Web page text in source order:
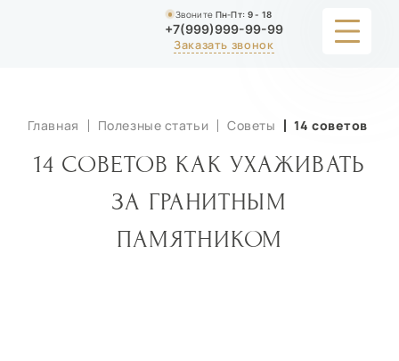
Звоните Пн-Пт: 9 - 18
+7(999)999-99-99
Заказать звонок
КАТАЛОГ
ПОРТФОЛИО
Главная Полезные статьи Советы 14 советов
14 СОВЕТОВ КАК УХАЖИВАТЬ
ЗА ГРАНИТНЫМ
ПАМЯТНИКОМ